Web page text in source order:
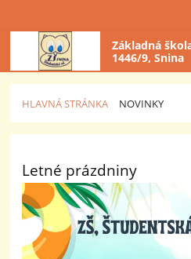
Základná
1446/9, Snina
HLAVNÁ STRÁNKA NOVINKY
Letné prázdniny